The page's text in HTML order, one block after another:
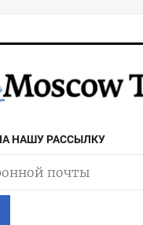
НАШУ РАССЫЛКУ